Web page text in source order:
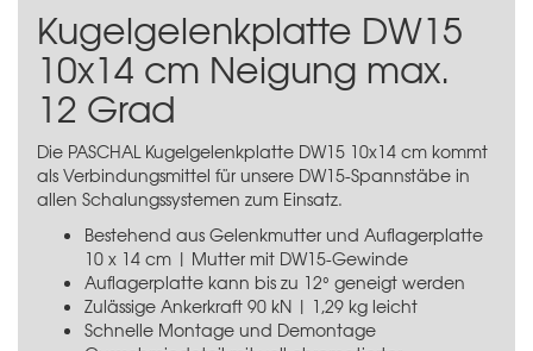
Kugelgelenkplatte DW15
10x14 cm Neigung max.
12 Grad
Die PASCHAL Kugelgelenkplatte DW15 10x14 cm kommt
als Verbindungsmittel für unsere DW15-Spannstäbe in
allen Schalungssystemen zum Einsatz.
Bestehend aus Gelenkmutter und Auflagerplatte
10 x 14 cm | Mutter mit DW15-Gewinde
Auflagerplatte kann bis zu 12° geneigt werden
Zulässige Ankerkraft 90 kN | 1,29 kg leicht
Schnelle Montage und Demontage